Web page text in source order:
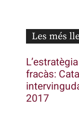
Les més
fracàs:
2017